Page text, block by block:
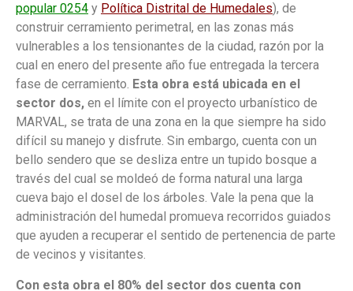
popular 0254 y Política Distrital de Humedales), de
construir cerramiento perimetral, en las zonas más
vulnerables a los tensionantes de la ciudad, razón por la
cual en enero del presente año fue entregada la tercera
fase de cerramiento. Esta obra está ubicada en el
sector dos, en el límite con el proyecto urbanístico de
MARVAL, se trata de una zona en la que siempre ha sido
difícil su manejo y disfrute. Sin embargo, cuenta con un
bello sendero que se desliza entre un tupido bosque a
través del cual se moldeó de forma natural una larga
cueva bajo el dosel de los árboles. Vale la pena que la
administración del humedal promueva recorridos guiados
que ayuden a recuperar el sentido de pertenencia de parte
de vecinos y visitantes.
Con esta obra el 80% del sector dos cuenta con